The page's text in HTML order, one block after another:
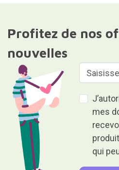
Profitez de nos
nouvelles
mes
qui